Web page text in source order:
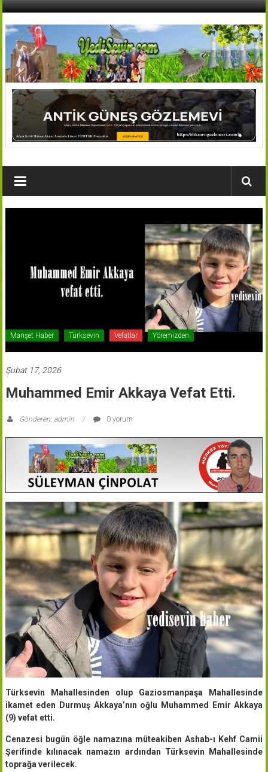
İçeriğe
AFŞİN
YEDİSEVİN
HABER
Köyleri
Manşet Haber Türksevin Vefatlar Yöremizden
Şubat 17, 2026
Muhammed Emir Akkaya Vefat Etti.
Gönderen: admin 0 yorum
Türksevin Mahallesinden olup Gaziosmanpaşa Mahallesinde
ikamet eden Durmuş Akkaya’nın oğlu Muhammed Emir Akkaya
(9) vefat etti.
Cenazesi bugün öğle namazına müteakiben Ashab-ı Kehf Camii
Şerifinde kılınacak namazın ardından Türksevin Mahallesinde
toprağa verilecek.